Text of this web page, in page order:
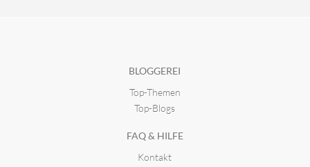
BLOGGEREI
Top-Themen
Top-Blogs
FAQ & HILFE
Kontakt